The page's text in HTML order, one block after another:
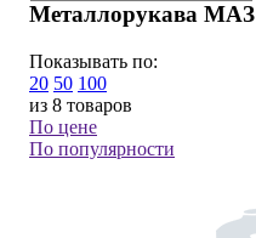
Металлорукава МАЗ
Показывать по:
20 50 100
из 8 товаров
По цене
По популярности